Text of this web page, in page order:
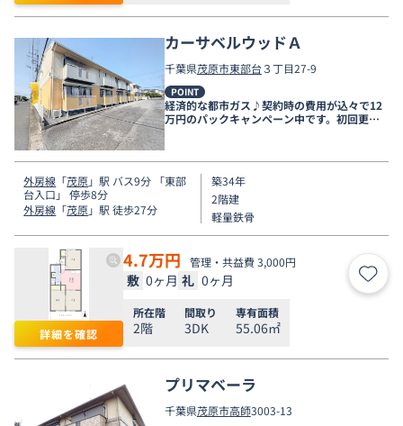
カーサベルウッドＡ
千葉県茂原市東部台３丁目27-9
POINT
経済的な都市ガス♪契約時の費用が込々で12
万円のパックキャンペーン中です。初回更新
時賃料５万円。
外房線 「茂原」駅 バス9分 「東部
台入口」 停歩8分
外房線 「茂原」駅 徒歩27分
築34年
2階建
軽量鉄骨
詳細を確認
4.7万円 管理・共益費 3,000円
敷 0ヶ月 礼 0ヶ月 お気
所在階
2階
間取り
3DK
専有面積
55.06㎡
プリマベーラ
千葉県茂原市高師3003-13